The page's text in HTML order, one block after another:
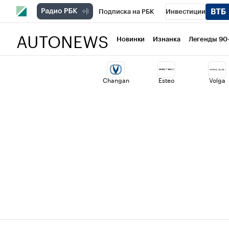
Подписка на РБК Инвестиции
Национальные проекты Город
Кредитные рейтинги Франшизы
AUTONEWS Новинки Изнанка Легенды
Changan Esteo Volga